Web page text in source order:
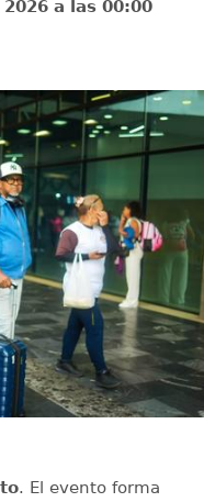
a las 00:00
. El evento forma